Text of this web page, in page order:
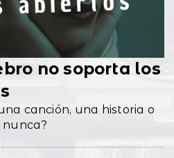
no soporta los
canción, una historia o